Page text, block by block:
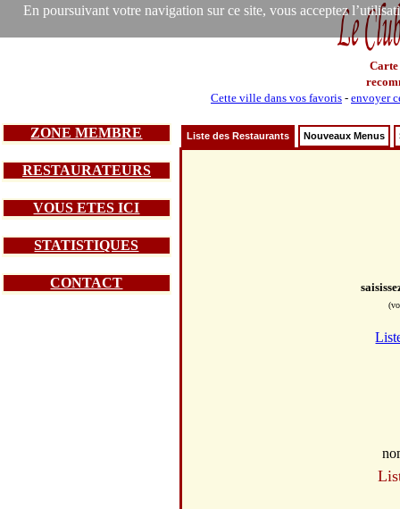
En poursuivant votre navigation sur ce site, vous acceptez
Carte
Cette ville dans vos favoris - envoyer
ZONE MEMBRE
RESTAURATEURS
VOUS ETES ICI
STATISTIQUES
CONTACT
Liste des Restaurants Nouveaux Menus